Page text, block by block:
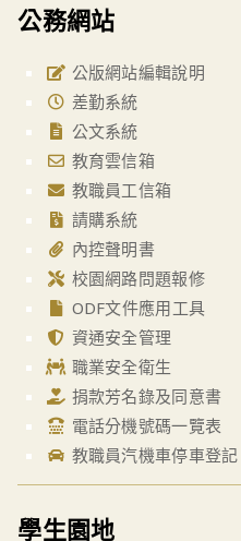
公務網站
公版網站編輯說明
差勤系統
公文系統
教育雲信箱
教職員工信箱
請購系統
內控聲明書
校園網路問題報修
ODF文件應用工具
資通安全管理
職業安全衛生
捐款芳名錄及同意書
電話分機號碼一覽表
教職員汽機車停車登記
學生園地